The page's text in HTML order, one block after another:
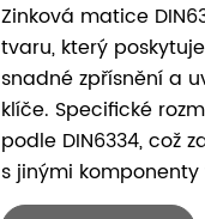
Zinková matice
tvaru, který
snadné zpřísnění a
klíče. Specifické
podle DIN6334, což
s jinými